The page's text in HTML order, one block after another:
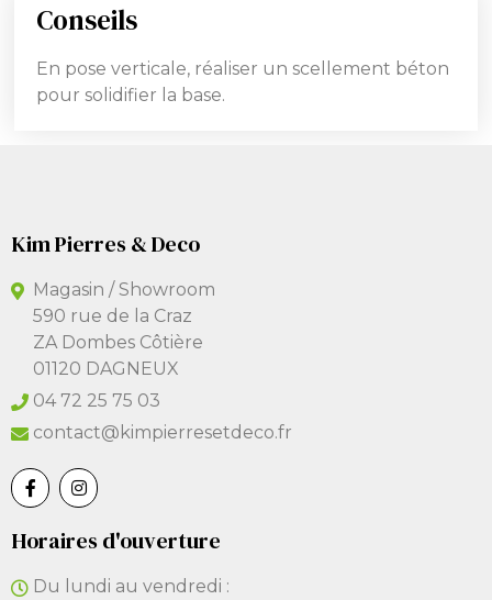
Conseils
En pose verticale, réaliser un scellement béton
pour solidifier la base.
Kim Pierres & Deco
Magasin / Showroom
590 rue de la Craz
ZA Dombes Côtière
01120 DAGNEUX
04 72 25 75 03
contact@kimpierresetdeco.fr
Horaires d'ouverture
Du lundi au vendredi :